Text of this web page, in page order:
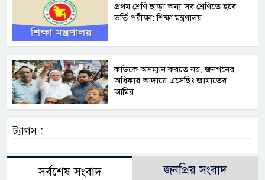
প্রথম শ্রেণি ছাড়া অন্য সব শ্রেণিতে হবে
ভর্তি পরীক্ষা: শিক্ষা মন্ত্রণালয়
কাউকে অসম্মান করতে নয়, জনগনের
অধিকার আদায়ে এসেছিঃ জামাতের
আমির
ট্যাগস :
সর্বশেষ সংবাদ জনপ্রিয় সংবাদ